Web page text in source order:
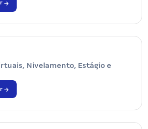
Nivelamento, Estágio e